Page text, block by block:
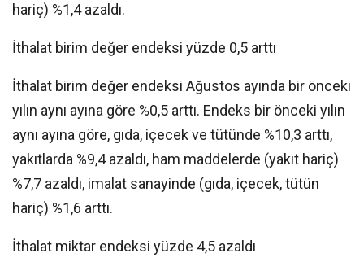
hariç) %1,4 azaldı.
İthalat birim değer endeksi yüzde 0,5 arttı
İthalat birim değer endeksi Ağustos ayında bir önceki
yılın aynı ayına göre %0,5 arttı. Endeks bir önceki yılın
aynı ayına göre, gıda, içecek ve tütünde %10,3 arttı,
yakıtlarda %9,4 azaldı, ham maddelerde (yakıt hariç)
%7,7 azaldı, imalat sanayinde (gıda, içecek, tütün
hariç) %1,6 arttı.
İthalat miktar endeksi yüzde 4,5 azaldı